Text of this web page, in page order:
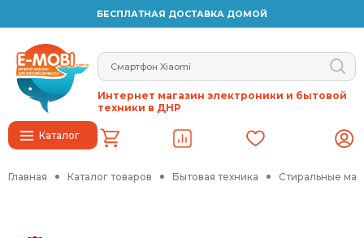
БЕСПЛАТНАЯ ДОСТАВКА ДОМОЙ
Каталог
Интернет магазин электроники и бытовой
техники в ДНР
Главная Каталог товаров Бытовая техника Стиральные